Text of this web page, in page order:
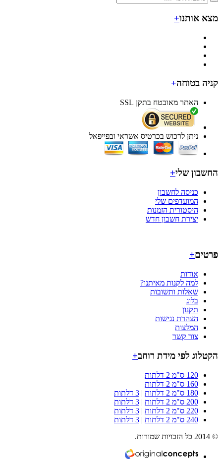
אותנו+
בטוחה+
האתר מאובטח בתקן SSL
ניתן לרכוש בכרטיס אשראי ובפייפאל
שלי+
כניסה לחשבון
המועדפים שלי
היסטורית הזמנות
יצירת חשבון חדש
+
אודות
למה לקנות מאיתנו?
שאלות ותשובות
בלוג
תקנון
הצהרת נגישות
המלצות
צור קשר
לפי מידת רוחב +
120 ס"מ 2 דלתות
160 ס"מ 2 דלתות
180 ס"מ 2 דלתות
|3 דלתות
200 ס"מ 2 דלתות
|3 דלתות
220 ס"מ 2 דלתות
|3 דלתות
240 ס"מ 2 דלתות
|3 דלתות